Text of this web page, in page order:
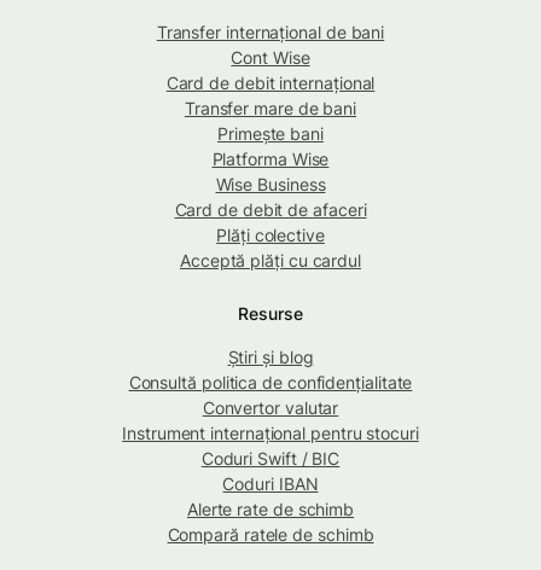
Transfer internațional de bani
Cont Wise
Card de debit internațional
Transfer mare de bani
Primește bani
Platforma Wise
Wise Business
Card de debit de afaceri
Plăți colective
Acceptă plăți cu cardul
Resurse
Știri și blog
Consultă politica de confidențialitate
Convertor valutar
Instrument internațional pentru stocuri
Coduri Swift / BIC
Coduri IBAN
Alerte rate de schimb
Compară ratele de schimb